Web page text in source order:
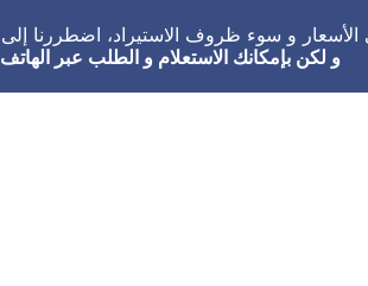
الأسعار و سوء ظروف الاستيراد، اضطررنا
و لكن بإمكانك الاستعلام و الطلب عبر الهاتف